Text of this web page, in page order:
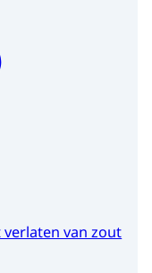
van zout